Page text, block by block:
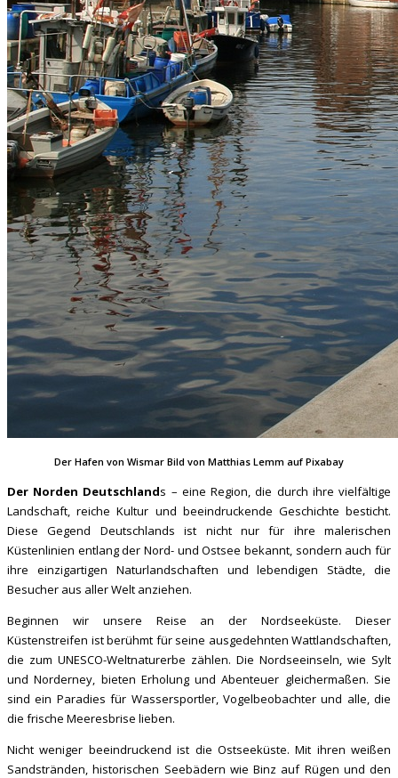
Der Hafen von Wismar Bild von Matthias Lemm auf Pixabay
Der Norden Deutschlands – eine Region, die durch ihre vielfältige
Landschaft, reiche Kultur und beeindruckende Geschichte besticht.
Diese Gegend Deutschlands ist nicht nur für ihre malerischen
Küstenlinien entlang der Nord- und Ostsee bekannt, sondern auch für
ihre einzigartigen Naturlandschaften und lebendigen Städte, die
Besucher aus aller Welt anziehen.
Beginnen wir unsere Reise an der Nordseeküste. Dieser
Küstenstreifen ist berühmt für seine ausgedehnten Wattlandschaften,
die zum UNESCO-Weltnaturerbe zählen. Die Nordseeinseln, wie Sylt
und Norderney, bieten Erholung und Abenteuer gleichermaßen. Sie
sind ein Paradies für Wassersportler, Vogelbeobachter und alle, die
die frische Meeresbrise lieben.
Nicht weniger beeindruckend ist die Ostseeküste. Mit ihren weißen
Sandstränden, historischen Seebädern wie Binz auf Rügen und den